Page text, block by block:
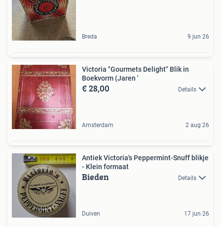
Breda 9 jun 26
Victoria "Gourmets Delight" Blik in
Boekvorm (Jaren '
€ 28,00 Details
Amsterdam 2 aug 26
Antiek Victoria's Peppermint-Snuff blikje
- Klein formaat
Bieden Details
Duiven 17 jun 26